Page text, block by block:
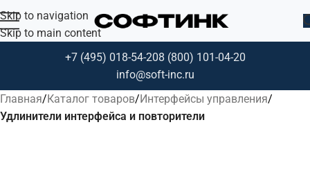
Skip to navigation
Skip to main content
+7 (495) 018-54-208 (800) 101-04-20
info@soft-inc.ru
Главная Каталог товаров Интерфейсы управления
Удлинители интерфейса и повторители